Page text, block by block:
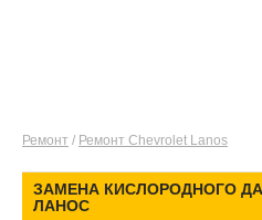
Ремонт / Ремонт Chevrolet Lanos
ЗАМЕНА КИСЛОРОДНОГО
ЛАНОС